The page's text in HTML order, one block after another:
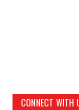
CONNECT WITH